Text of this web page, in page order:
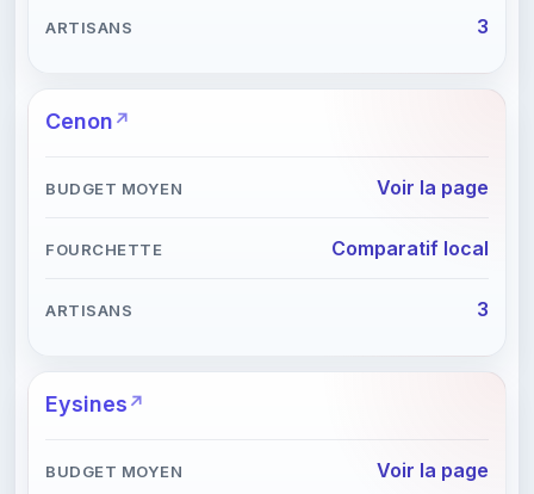
3
Cenon
Voir la page
Comparatif local
3
Eysines
Voir la page